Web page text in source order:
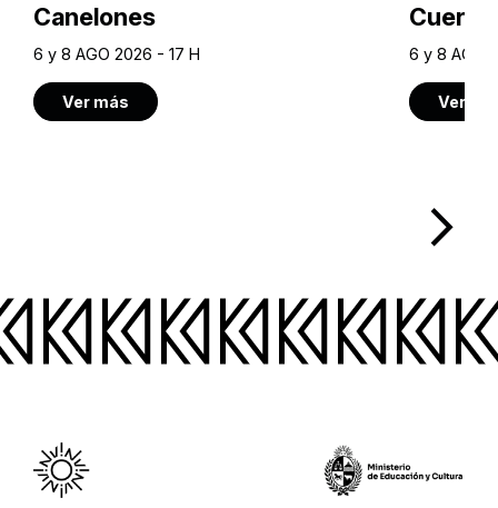
Canelones
6 y 8 AGO 2026 - 17 H
Ver más
6 y 8 AGO
Ver
arrow_forward_ios